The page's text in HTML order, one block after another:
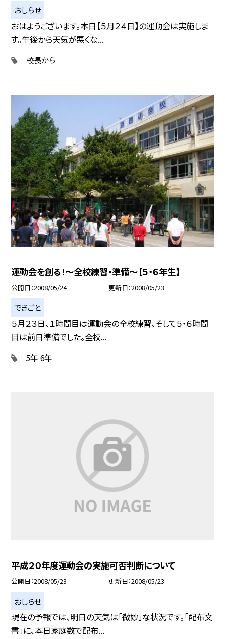
おしらせ
おはようございます。本日【５月２４日】の運動会は実施しま
す。午後から天気が悪くな...
校長から
運動会を創る！〜全校練習・準備〜【５・６年生】
公開日 2008/05/24 更新日 2008/05/23
できごと
５月２３日、１時間目は運動会の全校練習、そして５・６時間
目は前日準備でした。全校...
5年 6年
平成２０年度運動会の実施可否判断について
公開日 2008/05/23 更新日 2008/05/23
おしらせ
現在の予報では、明日の天気は「微妙」な状況です。「配布文
書」に、本日家庭数で配布...